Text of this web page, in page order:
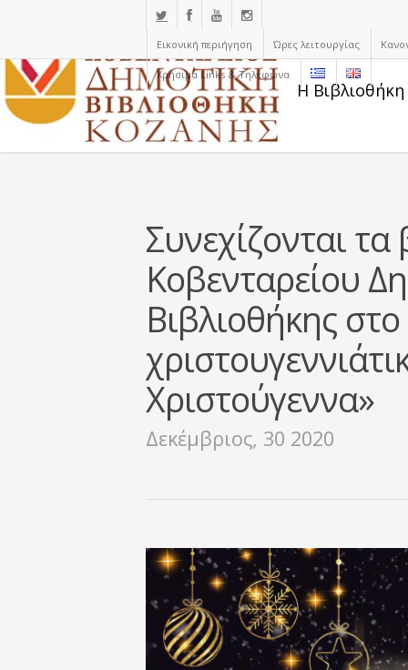
Εικονική περιήγηση Ώρες λειτουργίας
Χρήσιμα Links & Τηλέφωνα
Η
Συνεχίζονται τα
Κοβενταρείου
Βιβλιοθήκης
Χριστούγεννα»
Δεκέμβριος, 30 2020